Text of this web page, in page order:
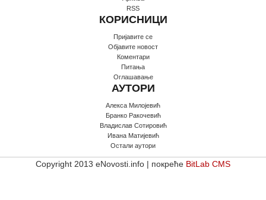
RSS
КОРИСНИЦИ
Пријавите се
Oбјавите новост
Коментари
Питања
Оглашавање
АУТОРИ
Алекса Милојевић
Бранко Ракочевић
Владислав Сотировић
Ивана Матијевић
Остали аутори
Copyright 2013 eNovosti.info | покреће BitLab CMS